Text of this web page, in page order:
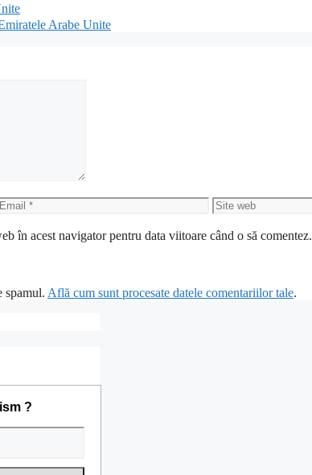
Arabe Unite
Site
web
în acest navigator pentru data viitoare când o să comentez.
spamul. Află cum sunt procesate datele comentariilor tale.
?